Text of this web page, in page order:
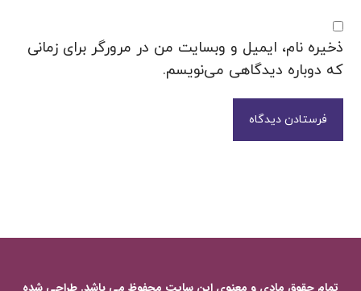
ذخیره نام، ایمیل و وبسایت من در مرورگر برای زمانی
که دوباره دیدگاهی می‌نویسم.
فرستادن دیدگاه